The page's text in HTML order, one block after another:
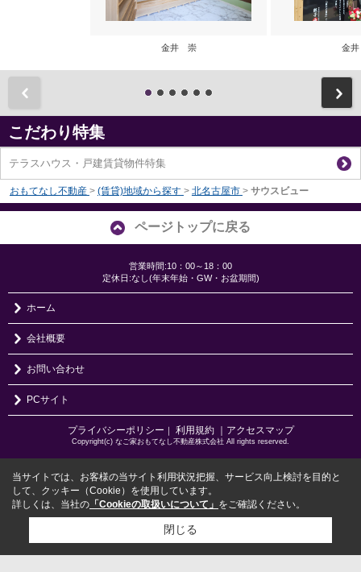
金井 崇 金
こだわり特集
テラスハウス・戸建賃貸物件特集
おもてなし不動産 > (賃貸)地域から探す > 北名古屋市 > サウスビュー
ページトップに戻る
営業時間:10：00～18：00
定休日:なし(年末年始・GW・お盆期間)
ホーム
会社概要
お問い合わせ
PCサイト
プライバシーポリシー 利用規約 ｜アクセスマップ
Copyright(c) なご家おもてなし不動産株式会社 All rights reserved.
当サイトでは、お客様の当サイト利用状況把握、サービス向上検討を目的と
して、クッキー（Cookie）を使用しています。
詳しくは、当社の 「Cookieの取扱いについて」 をご確認ください。
閉じる